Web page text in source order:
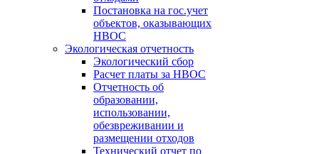
Постановка на гос.учет
объектов, оказывающих
НВОС
Экологическая отчетность
Экологический сбор
Расчет платы за НВОС
Отчетность об
образовании,
использовании,
обезвреживании и
размещении отходов
Технический отчет по